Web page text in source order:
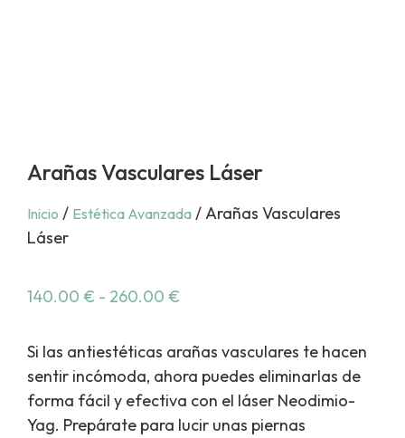
Arañas Vasculares Láser
Inicio / Estética Avanzada / Arañas Vasculares
Láser
140.00 € - 260.00 €
Si las antiestéticas arañas vasculares te hacen
sentir incómoda, ahora puedes eliminarlas de
forma fácil y efectiva con el láser Neodimio-
Yag. Prepárate para lucir unas piernas